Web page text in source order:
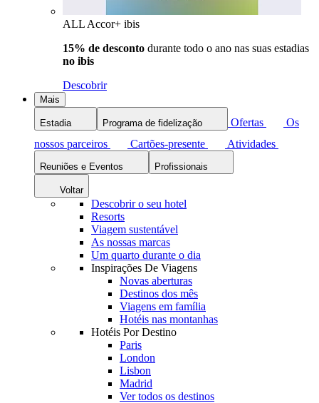
ALL Accor+ ibis
15% de desconto durante todo o ano nas suas estadias
no ibis
Descobrir
Mais
Estadia Programa de fidelização Ofertas
Os
nossos parceiros
Cartões-presente Atividades
Reuniões e Eventos Profissionais
Voltar
Descobrir o seu hotel
Resorts
Viagem sustentável
As nossas marcas
Um quarto durante o dia
Inspirações De Viagens
Novas aberturas
Destinos dos mês
Viagens em família
Hotéis nas montanhas
Hotéis Por Destino
Paris
London
Lisbon
Madrid
Ver todos os destinos